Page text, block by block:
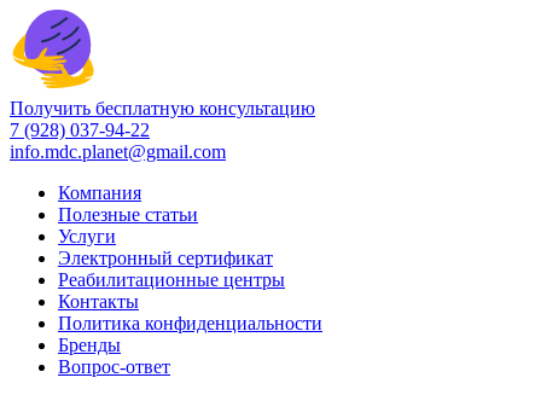
Получить бесплатную консультацию
7 (928) 037-94-22
info.mdc.planet@gmail.com
Компания
Полезные статьи
Услуги
Электронный сертификат
Реабилитационные центры
Контакты
Политика конфиденциальности
Бренды
Вопрос-ответ